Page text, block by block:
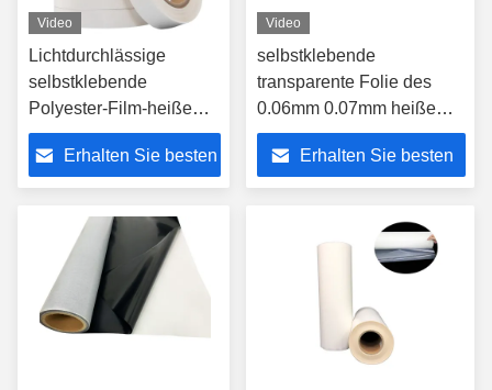
Video
Lichtdurchlässige
selbstklebende
Polyester-Film-heiße
Schmelzklebefilm für
Textilgewebe-Schuhe
Erhalten Sie besten
Video
selbstklebende
transparente Folie des
0.06mm 0.07mm heiße
Schmelzfilm-C3H8N2O
Erhalten Sie besten